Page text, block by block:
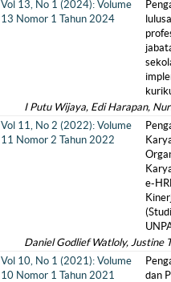
Vol 13, No 1 (2024): Volume
13 Nomor 1 Tahun 2024
I Putu Wijaya, Edi Harapan,
Vol 11, No 2 (2022): Volume
11 Nomor 2 Tahun 2022
e-
Daniel Godlief Watloly, Justine
Vol 10, No 1 (2021): Volume
10 Nomor 1 Tahun 2021
dan